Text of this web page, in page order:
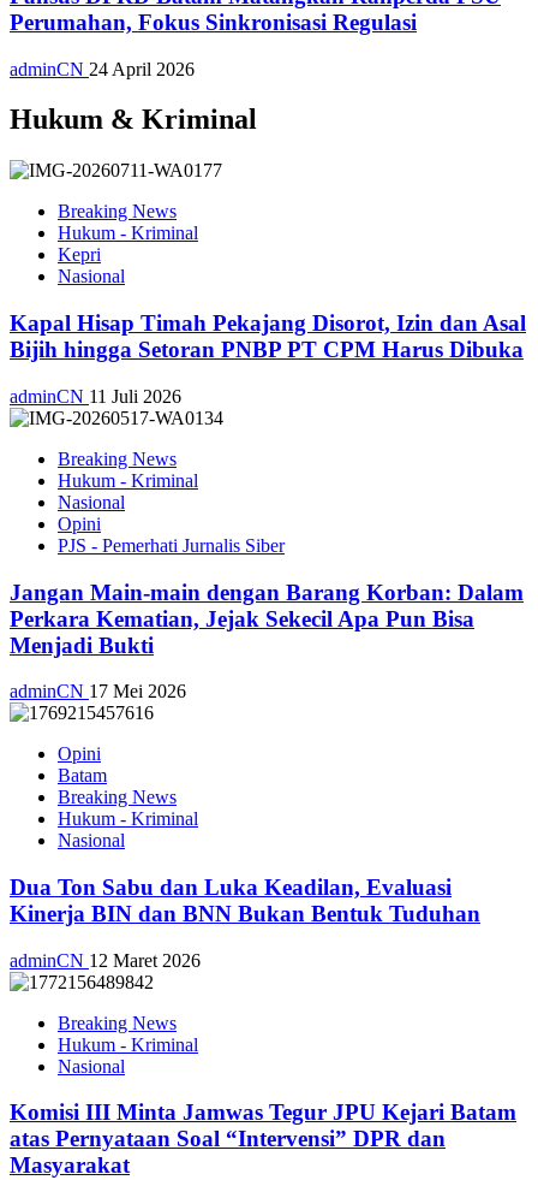
Perumahan, Fokus Sinkronisasi Regulasi
adminCN 24 April 2026
Hukum & Kriminal
Breaking News
Hukum - Kriminal
Kepri
Nasional
Kapal Hisap Timah Pekajang Disorot, Izin dan Asal
Bijih hingga Setoran PNBP PT CPM Harus Dibuka
adminCN 11 Juli 2026
Breaking News
Hukum - Kriminal
Nasional
Opini
PJS - Pemerhati Jurnalis Siber
Jangan Main-main dengan Barang Korban: Dalam
Perkara Kematian, Jejak Sekecil Apa Pun Bisa
Menjadi Bukti
adminCN 17 Mei 2026
Opini
Batam
Breaking News
Hukum - Kriminal
Nasional
Dua Ton Sabu dan Luka Keadilan, Evaluasi
Kinerja BIN dan BNN Bukan Bentuk Tuduhan
adminCN 12 Maret 2026
Breaking News
Hukum - Kriminal
Nasional
Komisi III Minta Jamwas Tegur JPU Kejari Batam
atas Pernyataan Soal “Intervensi” DPR dan
Masyarakat